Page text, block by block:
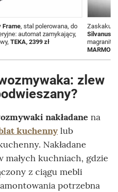
Frame, stal polerowana, do
automat zamykający,
TEKA, 2399 zł
Silvanus
magranitu,
zlew
nakładane na
kuchenny lub
Nakładane
małych kuchniach, gdzie
z ciągu mebli
potrzebna